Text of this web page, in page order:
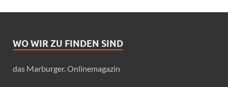
WO WIR ZU FINDEN SIND
das Marburger. Onlinemagazin